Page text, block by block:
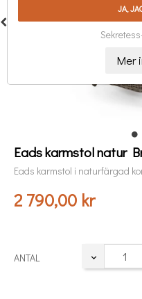
Eads karmstol natur
Eads karmstol i naturfärgad
2 790,00 kr
ANTAL